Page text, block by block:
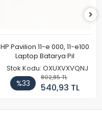
HP Pavilion 11-e 000, 11-e100
Laptop Batarya Pil
Stok Kodu: OXUXVXVQNJ
%33
802,85 TL
540,93 TL